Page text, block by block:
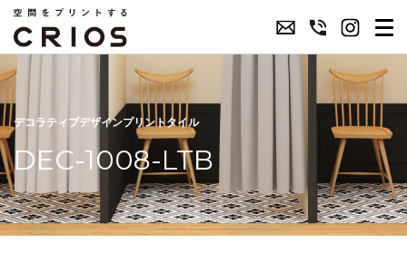
デコラティブデザインプリントタイル
DEC-1008-LTB